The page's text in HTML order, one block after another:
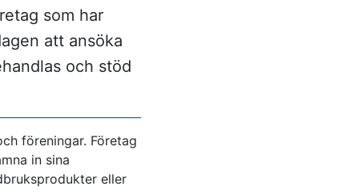
som har
att ansöka
och stöd
föreningar. Företag
in sina
eller